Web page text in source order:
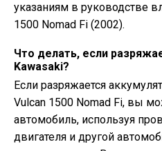
указаниям в руководстве
1500 Nomad Fi (2002).
Что делать, если
Kawasaki?
Если разряжается
Vulcan 1500 Nomad Fi, вы
автомобиль, используя
двигателя и другой